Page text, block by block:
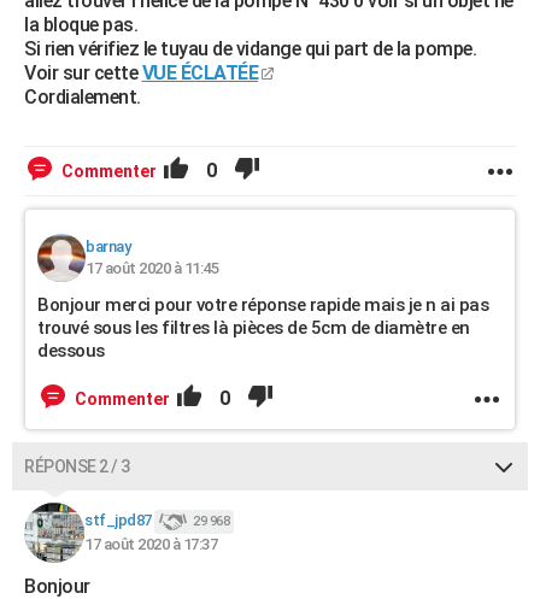
FORUM
Bricolage
Lifestyle
Culture
Sport
Auto
Television
Voyage
Cinema
la bloque pas.
Si rien vérifiez le tuyau de vidange qui part de la pompe.
Voir sur cetteVUE ÉCLATÉE
Cordialement.
Commenter 0
barnay
17 août 2020 à 11:45
Bonjour merci pour votre réponse rapide mais je n ai pas
trouvé sous les filtres là pièces de 5cm de diamètre en
dessous
Commenter 0
RÉPONSE 2 / 3
stf_jpd87 29 968
17 août 2020 à 17:37
Bonjour